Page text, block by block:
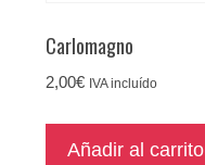
Carlomagno
2,00€ IVA incluído
Añadir al carrito